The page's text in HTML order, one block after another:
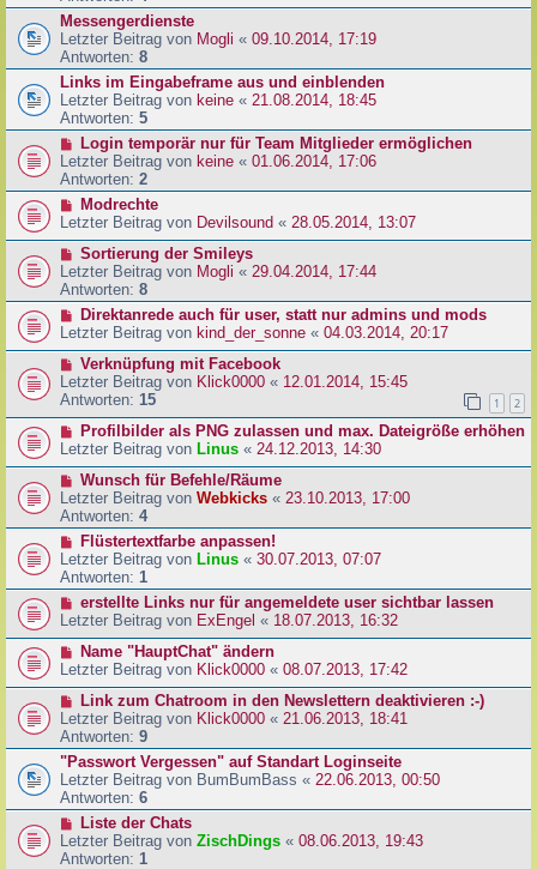
Messengerdienste
Letzter Beitrag von Mogli « 09.10.2014, 17:19
Antworten: 8
Links im Eingabeframe aus und einblenden
Letzter Beitrag von keine « 21.08.2014, 18:45
Antworten: 5
Login temporär nur für Team Mitglieder ermöglichen
Letzter Beitrag von keine « 01.06.2014, 17:06
Antworten: 2
Modrechte
Letzter Beitrag von Devilsound « 28.05.2014, 13:07
Sortierung der Smileys
Letzter Beitrag von Mogli « 29.04.2014, 17:44
Antworten: 8
Direktanrede auch für user, statt nur admins und mods
Letzter Beitrag von kind_der_sonne « 04.03.2014, 20:17
Verknüpfung mit Facebook
Letzter Beitrag von Klick0000 « 12.01.2014, 15:45
Antworten: 15 1 2
Profilbilder als PNG zulassen und max. Dateigröße erhöhen
Letzter Beitrag von Linus « 24.12.2013, 14:30
Wunsch für Befehle/Räume
Letzter Beitrag von Webkicks « 23.10.2013, 17:00
Antworten: 4
Flüstertextfarbe anpassen!
Letzter Beitrag von Linus « 30.07.2013, 07:07
Antworten: 1
erstellte Links nur für angemeldete user sichtbar lassen
Letzter Beitrag von ExEngel « 18.07.2013, 16:32
Name "HauptChat" ändern
Letzter Beitrag von Klick0000 « 08.07.2013, 17:42
Link zum Chatroom in den Newslettern deaktivieren :-)
Letzter Beitrag von Klick0000 « 21.06.2013, 18:41
Antworten: 9
"Passwort Vergessen" auf Standart Loginseite
Letzter Beitrag von BumBumBass « 22.06.2013, 00:50
Antworten: 6
Liste der Chats
Letzter Beitrag von ZischDings « 08.06.2013, 19:43
Antworten: 1